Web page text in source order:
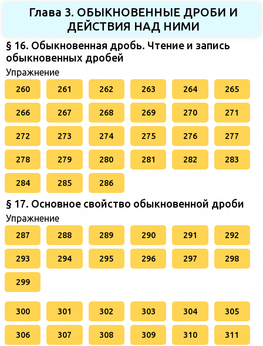
Глава 3. ОБЫКНОВЕННЫЕ ДРОБИ И
ДЕЙСТВИЯ НАД НИМИ
§ 16. Обыкновенная дробь. Чтение и запись
обыкновенных дробей
Упражнение
260 261 262 263 264 265
266 267 268 269 270 271
272 273 274 275 276 277
278 279 280 281 282 283
284 285 286
§ 17. Основное свойство обыкновенной дроби
Упражнение
287 288 289 290 291 292
293 294 295 296 297 298
299
300 301 302 303 304 305
306 307 308 309 310 311